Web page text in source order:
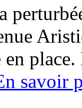
en
savoir